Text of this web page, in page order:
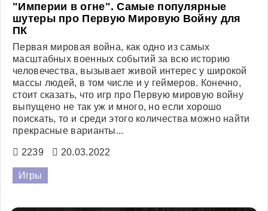
"Империи в огне". Самые популярные
шутеры про Первую Мировую Войну для
ПК
Первая мировая война, как одно из самых
масштабных военных событий за всю историю
человечества, вызывает живой интерес у широкой
массы людей, в том числе и у геймеров. Конечно,
стоит сказать, что игр про Первую мировую войну
выпущено не так уж и много, но если хорошо
поискать, то и среди этого количества можно найти
прекрасные варианты...
2239 20.03.2022
Игры